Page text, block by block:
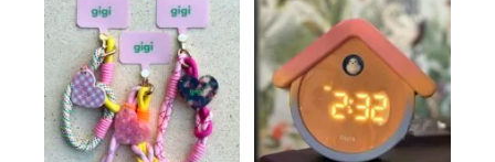
CHOIX DES
OPTIONS
CE
PRODUIT
/
DÉTAILS
AJOUTER AU
PANIER
/
DÉTAILS